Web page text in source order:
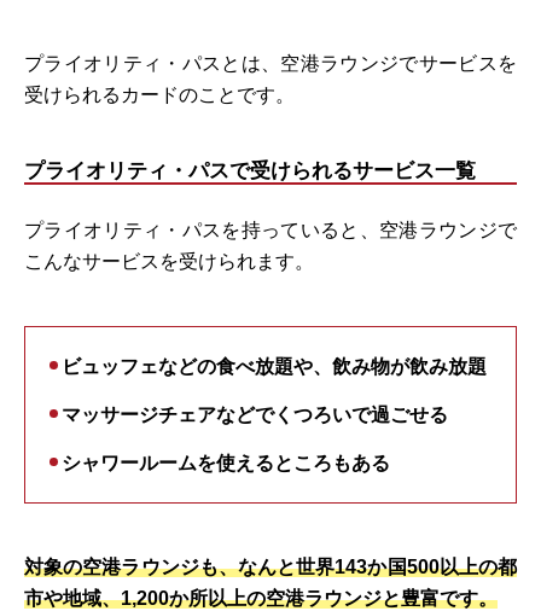
プライオリティ・パスとは、空港ラウンジでサービスを
受けられるカードのことです。
プライオリティ・パスで受けられるサービス一覧
プライオリティ・パスを持っていると、空港ラウンジで
こんなサービスを受けられます。
ビュッフェなどの食べ放題や、飲み物が飲み放題
マッサージチェアなどでくつろいで過ごせる
シャワールームを使えるところもある
対象の空港ラウンジも、なんと世界143か国500以上の都
市や地域、1,200か所以上の空港ラウンジと豊富です。